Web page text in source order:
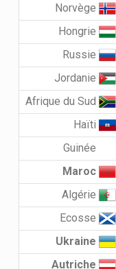
Norvège
Hongrie
Russie
Jordanie
Afrique du Sud
Haïti
Guinée
Maroc
Algérie
Ecosse
Ukraine
Autriche